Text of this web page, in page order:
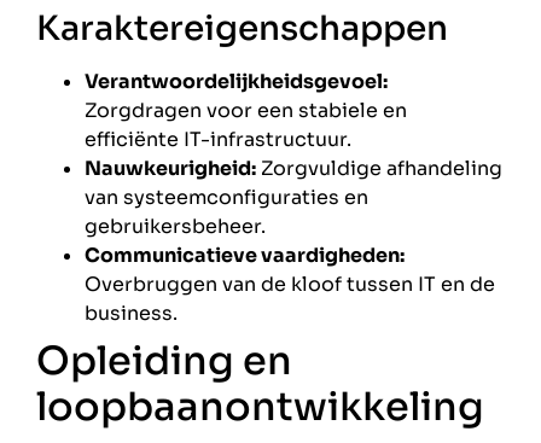
Karaktereigenschappen
Verantwoordelijkheidsgevoel:
Zorgdragen voor een stabiele en
efficiënte IT-infrastructuur.
Nauwkeurigheid: Zorgvuldige afhandeling
van systeemconfiguraties en
gebruikersbeheer.
Communicatieve vaardigheden:
Overbruggen van de kloof tussen IT en de
business.
Opleiding en
loopbaanontwikkeling